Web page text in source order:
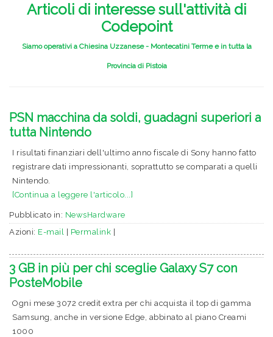
Articoli di interesse sull'attività di
Codepoint
Siamo operativi a Chiesina Uzzanese - Montecatini Terme e in tutta la
Provincia di Pistoia
PSN macchina da soldi, guadagni superiori a
tutta Nintendo
I risultati finanziari dell'ultimo anno fiscale di Sony hanno fatto
registrare dati impressionanti, soprattutto se comparati a quelli
Nintendo.
[Continua a leggere l'articolo...]
Pubblicato in: NewsHardware
Azioni: E-mail Permalink
3 GB in più per chi sceglie Galaxy S7 con
PosteMobile
Ogni mese 3072 credit extra per chi acquista il top di gamma
Samsung, anche in versione Edge, abbinato al piano Creami
1000